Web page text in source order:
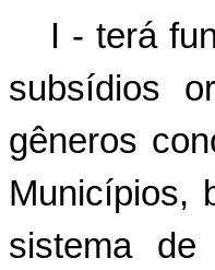
I - terá
subsídios
gêneros
Municípios,
sistema de